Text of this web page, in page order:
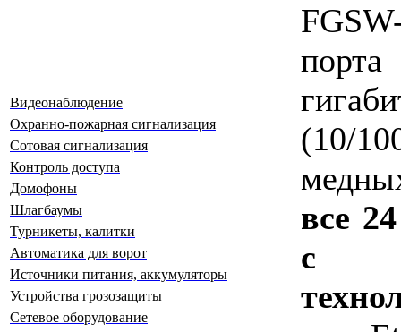
Видеонаблюдение
Охранно-пожарная сигнализация
Сотовая сигнализация
Контроль доступа
Домофоны
Шлагбаумы
Турникеты, калитки
Автоматика для ворот
Источники питания, аккумуляторы
Устройства грозозащиты
Сетевое оборудование
(10/
все
с с